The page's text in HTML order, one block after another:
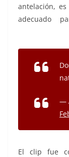
antelación,
adecuado
—
El clip fue